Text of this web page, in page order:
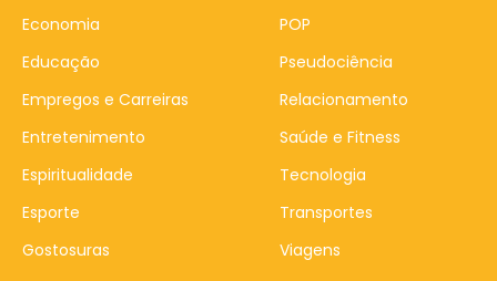
Economia
Educação
Empregos e Carreiras
Entretenimento
Espiritualidade
Esporte
Gostosuras
POP
Pseudociência
Relacionamento
Saúde e Fitness
Tecnologia
Transportes
Viagens